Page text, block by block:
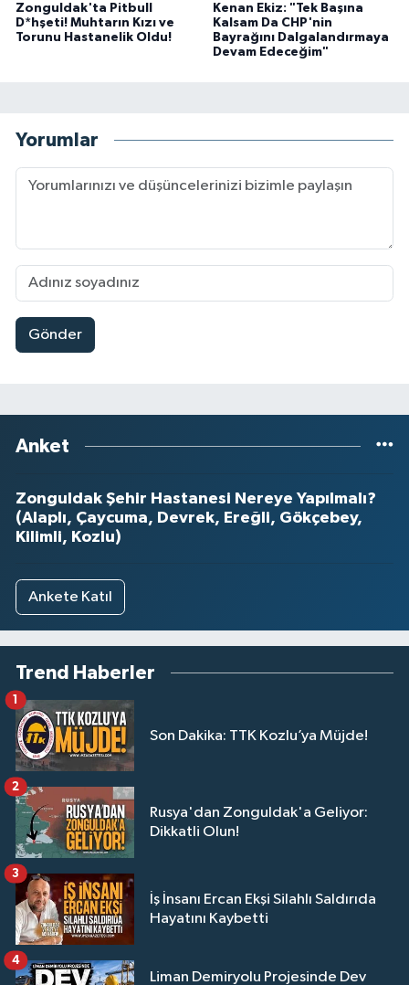
Zonguldak'ta Pitbull
D*hşeti! Muhtarın Kızı ve
Torunu Hastanelik Oldu!
Kenan Ekiz: "Tek Başına
Kalsam Da CHP'nin
Bayrağını Dalgalandırmaya
Devam Edeceğim"
Yorumlar
Gönder
Anket
Zonguldak Şehir Hastanesi Nereye Yapılmalı?
(Alaplı, Çaycuma, Devrek, Ereğli, Gökçebey,
Kilimli, Kozlu)
Ankete Katıl
Trend Haberler
Son Dakika: TTK Kozlu’ya Müjde!
1
Rusya'dan Zonguldak'a Geliyor:
Dikkatli Olun!
2
İş İnsanı Ercan Ekşi Silahlı Saldırıda
Hayatını Kaybetti
3
Liman Demiryolu Projesinde Dev
4